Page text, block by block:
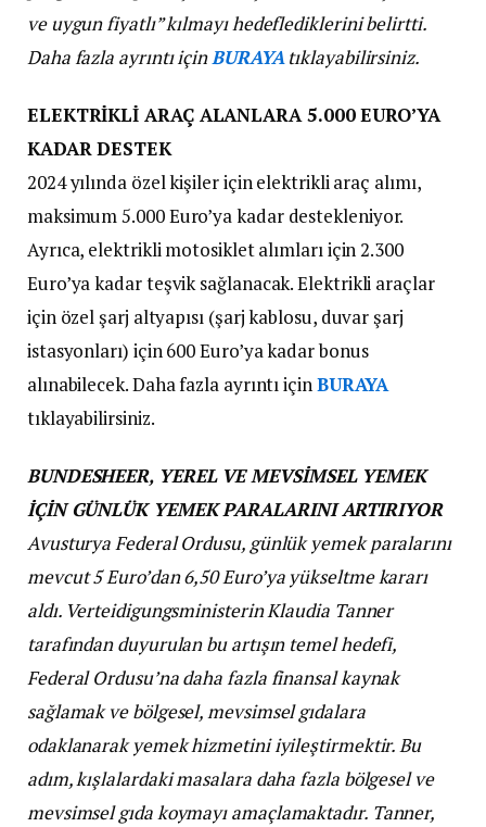
ve uygun fiyatlı” kılmayı hedeflediklerini belirtti.
Daha fazla ayrıntı içinBURAYAtıklayabilirsiniz.
ELEKTRİKLİ ARAÇ ALANLARA 5.000 EURO’YA
KADAR DESTEK
2024 yılında özel kişiler için elektrikli araç alımı,
maksimum 5.000 Euro’ya kadar destekleniyor.
Ayrıca, elektrikli motosiklet alımları için 2.300
Euro’ya kadar teşvik sağlanacak. Elektrikli araçlar
için özel şarj altyapısı (şarj kablosu, duvar şarj
istasyonları) için 600 Euro’ya kadar bonus
alınabilecek. Daha fazla ayrıntı içinBURAYA
tıklayabilirsiniz.
BUNDESHEER, YEREL VE MEVSİMSEL YEMEK
İÇİN GÜNLÜK YEMEK PARALARINI ARTIRIYOR
Avusturya Federal Ordusu, günlük yemek paralarını
mevcut 5 Euro’dan 6,50 Euro’ya yükseltme kararı
aldı. Verteidigungsministerin Klaudia Tanner
tarafından duyurulan bu artışın temel hedefi,
Federal Ordusu’na daha fazla finansal kaynak
sağlamak ve bölgesel, mevsimsel gıdalara
odaklanarak yemek hizmetini iyileştirmektir. Bu
adım, kışlalardaki masalara daha fazla bölgesel ve
mevsimsel gıda koymayı amaçlamaktadır. Tanner,